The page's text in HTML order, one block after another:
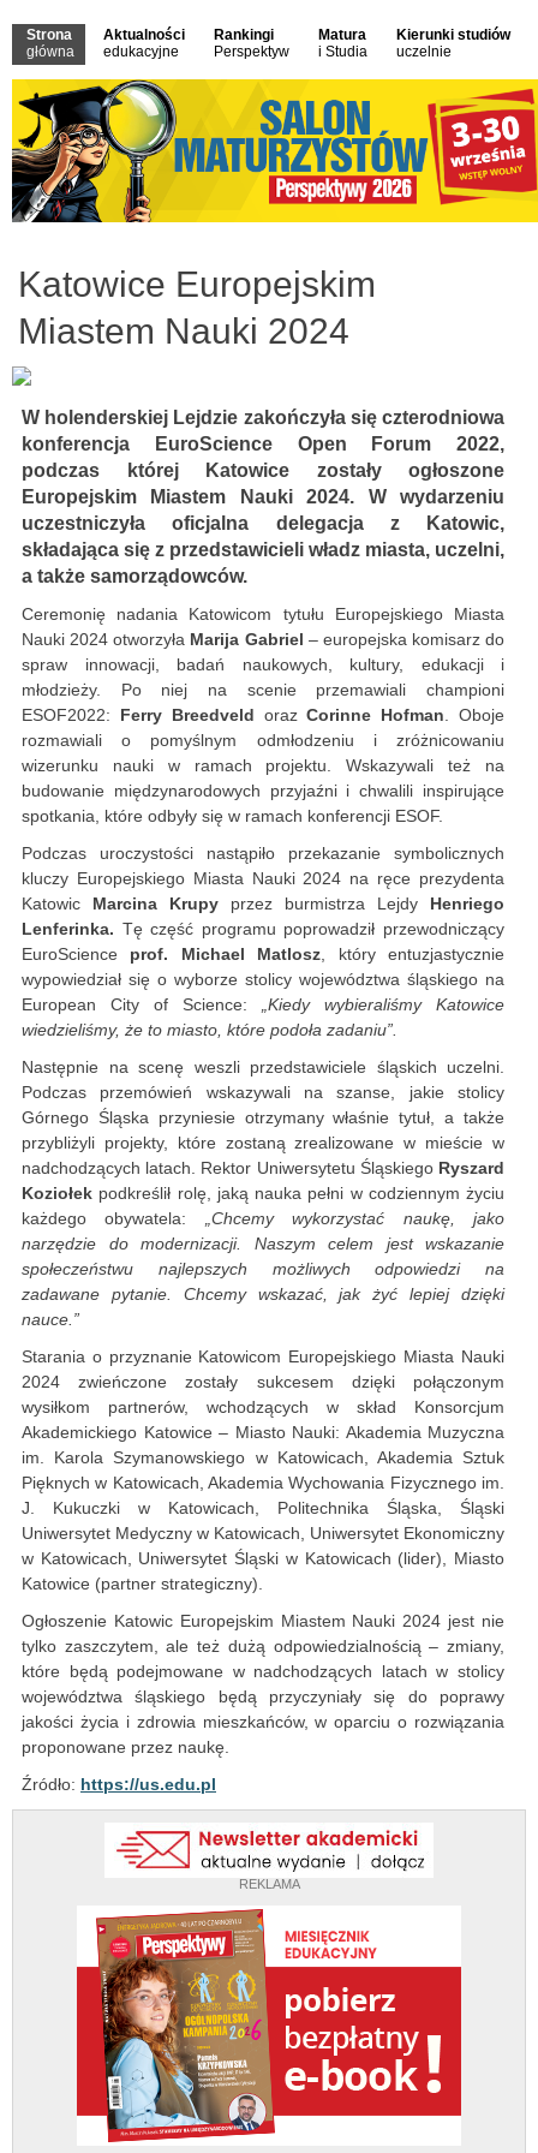
Strona
główna
Aktualności
edukacyjne
Rankingi
Perspektyw
Matura
i Studia
Kierunki studiów
uczelnie
REKLAMA
Katowice Europejskim
Miastem Nauki 2024
W holenderskiej Lejdzie zakończyła się czterodniowa
konferencja EuroScience Open Forum 2022,
podczas której Katowice zostały ogłoszone
Europejskim Miastem Nauki 2024. W wydarzeniu
uczestniczyła oficjalna delegacja z Katowic,
składająca się z przedstawicieli władz miasta, uczelni,
a także samorządowców.
Ceremonię nadania Katowicom tytułu Europejskiego Miasta
Nauki 2024 otworzyła Marija Gabriel – europejska komisarz do
spraw innowacji, badań naukowych, kultury, edukacji i
młodzieży. Po niej na scenie przemawiali championi
ESOF2022: Ferry Breedveld orazCorinne Hofman. Oboje
rozmawiali o pomyślnym odmłodzeniu i zróżnicowaniu
wizerunku nauki w ramach projektu. Wskazywali też na
budowanie międzynarodowych przyjaźni i chwalili inspirujące
spotkania, które odbyły się w ramach konferencji ESOF.
Podczas uroczystości nastąpiło przekazanie symbolicznych
kluczy Europejskiego Miasta Nauki 2024 na ręce prezydenta
Katowic Marcina Krupy przez burmistrza Lejdy Henriego
Lenferinka. Tę część programu poprowadził przewodniczący
EuroScience prof. Michael Matlosz, który entuzjastycznie
wypowiedział się o wyborze stolicy województwa śląskiego na
European City of Science: „Kiedy wybieraliśmy Katowice
wiedzieliśmy, że to miasto, które podoła zadaniu”.
Następnie na scenę weszli przedstawiciele śląskich uczelni.
Podczas przemówień wskazywali na szanse, jakie stolicy
Górnego Śląska przyniesie otrzymany właśnie tytuł, a także
przybliżyli projekty, które zostaną zrealizowane w mieście w
nadchodzących latach. Rektor Uniwersytetu Śląskiego Ryszard
Koziołek podkreślił rolę, jaką nauka pełni w codziennym życiu
każdego obywatela: „Chcemy wykorzystać naukę, jako
narzędzie do modernizacji. Naszym celem jest wskazanie
społeczeństwu najlepszych możliwych odpowiedzi na
zadawane pytanie. Chcemy wskazać, jak żyć lepiej dzięki
nauce.”
Starania o przyznanie Katowicom Europejskiego Miasta Nauki
2024 zwieńczone zostały sukcesem dzięki połączonym
wysiłkom partnerów, wchodzących w skład Konsorcjum
Akademickiego Katowice – Miasto Nauki: Akademia Muzyczna
im. Karola Szymanowskiego w Katowicach, Akademia Sztuk
Pięknych w Katowicach, Akademia Wychowania Fizycznego im.
J. Kukuczki w Katowicach, Politechnika Śląska, Śląski
Uniwersytet Medyczny w Katowicach, Uniwersytet Ekonomiczny
w Katowicach, Uniwersytet Śląski w Katowicach (lider), Miasto
Katowice (partner strategiczny).
Ogłoszenie Katowic Europejskim Miastem Nauki 2024 jest nie
tylko zaszczytem, ale też dużą odpowiedzialnością – zmiany,
które będą podejmowane w nadchodzących latach w stolicy
województwa śląskiego będą przyczyniały się do poprawy
jakości życia i zdrowia mieszkańców, w oparciu o rozwiązania
proponowane przez naukę.
Źródło: https://us.edu.pl